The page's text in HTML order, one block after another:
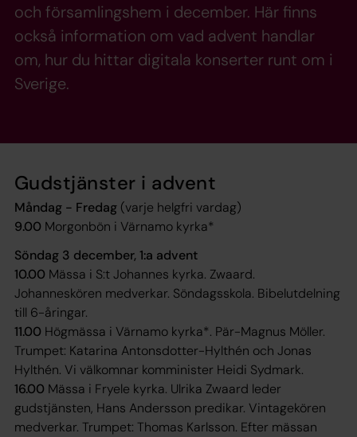
och församlingshem i december. Här finns
också information om vad advent handlar
om, hur du hittar digitala konserter runt om i
Sverige.
Gudstjänster i advent
Måndag - Fredag (varje helgfri vardag)
9.00 Morgonbön i Värnamo kyrka*
Söndag 3 december, 1:a advent
10.00 Mässa i S:t Johannes kyrka. Zwaard.
Johanneskören medverkar. Söndagsskola. Bibelutdelning
till 6-åringar.
11.00 Högmässa i Värnamo kyrka*. Pär-Magnus Möller.
Trumpet: Katarina Antonsdotter-Hylthén och Jonas
Hylthén. Vi välkomnar komminister Heidi Sydmark.
16.00 Mässa i Fryele kyrka. Ulrika Zwaard leder
gudstjänsten, Hans Andersson predikar. Vintagekören
medverkar. Trumpet: Thomas Karlsson. Efter mässan